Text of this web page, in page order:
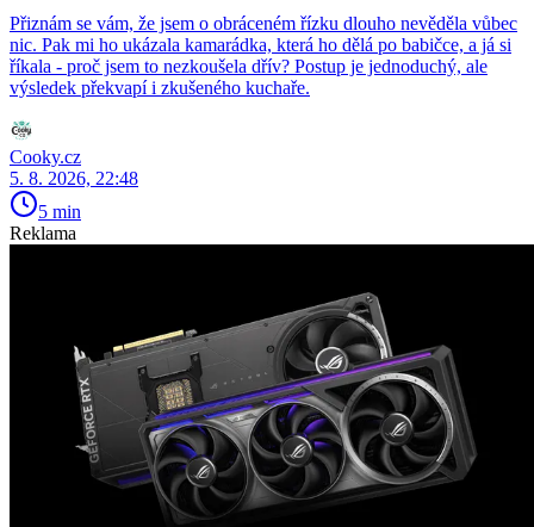
Přiznám se vám, že jsem o obráceném řízku dlouho nevěděla vůbec
nic. Pak mi ho ukázala kamarádka, která ho dělá po babičce, a já si
říkala - proč jsem to nezkoušela dřív? Postup je jednoduchý, ale
výsledek překvapí i zkušeného kuchaře.
Cooky.cz
5. 8. 2026, 22:48
5 min
Reklama